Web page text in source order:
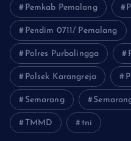
Pemkab Pemalang
Pendim 0711/ Pemalang
Polres Purbalingga
Polsek Karangreja
Semarang
TMMD tni